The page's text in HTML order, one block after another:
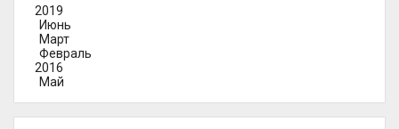
2019
Июнь
Март
Февраль
2016
Май